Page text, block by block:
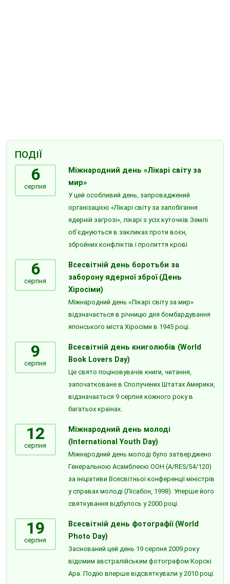
ПОДІЇ
6
серпня
Міжнародний день «Лікарі світу за
мир»
У цей особливий день, запроваджений
організацією «Лікарі світу за запобігання
ядерній загрозі», лікарі з усіх куточків Землі
об’єднуються в закликах проти воєн,
збройних конфліктів і пролиття крові
6
серпня
Всесвітній день боротьби за
заборону ядерної зброї (День
Хіросіми)
Міжнародний день «Лікарі світу за мир»
відзначається в річницю дня бомбардування
японського міста Хіросіми в 1945 році.
9
серпня
Всесвітній день книголюбів (World
Book Lovers Day)
Це свято поціновувачів книги, читання,
започатковане в Сполучених Штатах Америки,
відзначається 9 серпня кожного року в
багатьох країнах.
12
серпня
Міжнародний день молоді
(International Youth Day)
Міжнародний день молоді було затверджено
Генеральною Асамблеєю ООН (A/RES/54/120)
за ініціативи Всесвітньої конференції міністрів
у справах молоді (Лісабон, 1998). Уперше його
святкування відбулось у 2000 році.
19
серпня
Всесвітній день фотографії (World
Photo Day)
Заснований цей день 19 серпня 2009 року
відомим австралійським фотографом Корскі
Ара. Подію вперше відсвяткували у 2010 році.